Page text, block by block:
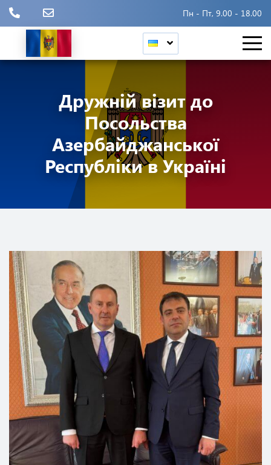
Пн - Пт, 9.00 - 18.00
Дружній візит до
Посольства
Азербайджанської
Республіки в Україні